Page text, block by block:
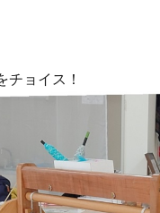
チョイス！